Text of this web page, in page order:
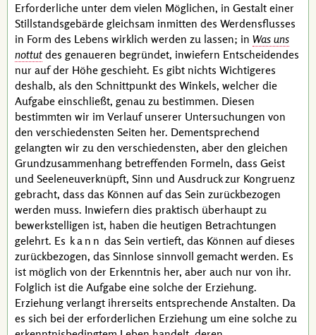
Erforderliche unter dem vielen Möglichen, in Gestalt einer
Stillstandsgebärde gleichsam inmitten des Werdensflusses
in Form des Lebens wirklich werden zu lassen; in Was uns
nottut des genaueren begründet, inwiefern Entscheidendes
nur auf der Höhe geschieht. Es gibt nichts Wichtigeres
deshalb, als den Schnittpunkt des Winkels, welcher die
Aufgabe einschließt, genau zu bestimmen. Diesen
bestimmten wir im Verlauf unserer Untersuchungen von
den verschiedensten Seiten her. Dementsprechend
gelangten wir zu den verschiedensten, aber den gleichen
Grundzusammenhang betreffenden Formeln, dass Geist
und Seeleneuverknüpft, Sinn und Ausdruck zur Kongruenz
gebracht, dass das Können auf das Sein zurückbezogen
werden muss. Inwiefern dies praktisch überhaupt zu
bewerkstelligen ist, haben die heutigen Betrachtungen
gelehrt. Es kann das Sein vertieft, das Können auf dieses
zurückbezogen, das Sinnlose sinnvoll gemacht werden. Es
ist möglich von der Erkenntnis her, aber auch nur von ihr.
Folglich ist die Aufgabe eine solche der Erziehung.
Erziehung verlangt ihrerseits entsprechende Anstalten. Da
es sich bei der erforderlichen Erziehung um eine solche zu